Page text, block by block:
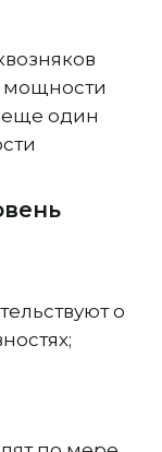
мощности
еще один
о